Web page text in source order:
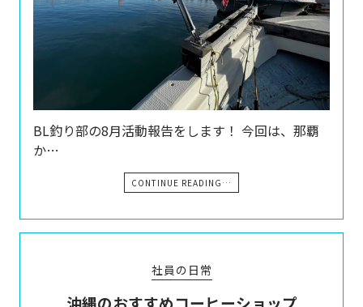
BL釣り部の8月活動報告をします！ 今回は、那覇
か…
CONTINUE READING…
社員の日常